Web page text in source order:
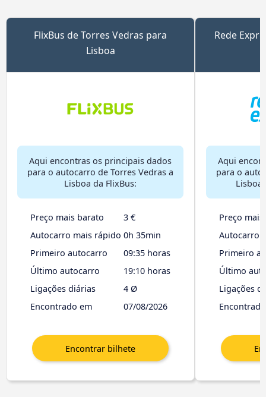
FlixBus de Torres Vedras para
Lisboa
Aqui encontras os principais dados
para o autocarro de Torres Vedras a
Lisboa da FlixBus:
Preço mais barato
3 €
Autocarro mais rápido 0h 35min
Primeiro autocarro
09:35 horas
Último autocarro
19:10 horas
Ligações diárias
4 Ø
Encontrado em
07/08/2026
Rede
Aqui
para o
Lisboa
Preço
Autocarro
Primeiro
Último
Ligações